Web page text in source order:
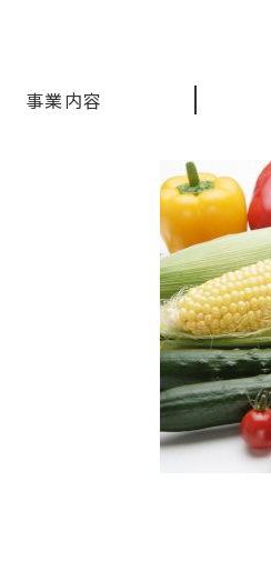
事業内容